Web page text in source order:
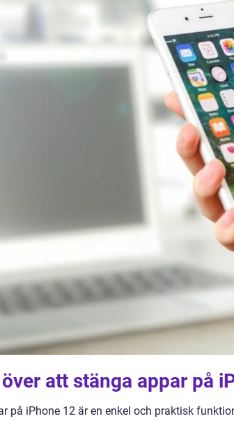
att stänga appar på
på iPhone 12 är en enkel och praktisk